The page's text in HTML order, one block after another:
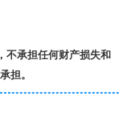
不承担任何财产损失和
担。